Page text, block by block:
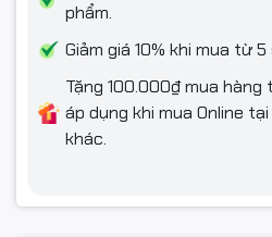
phẩm.
Giảm giá 10% khi mua từ
Tặng 100.000₫ mua
áp dụng khi mua Online tại
khác.
#thaybanphimlaptop
#banphimchinhhang
#banphimLenovoIdeaPad